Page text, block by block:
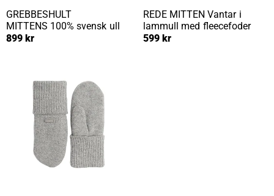
GREBBESHULT
MITTENS 100% svensk ull
899 kr
REDE MITTEN Vantar i
lammull med fleecefoder
599 kr